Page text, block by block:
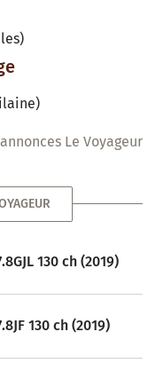
Le Voyageur
130 ch (2019)
130 ch (2019)